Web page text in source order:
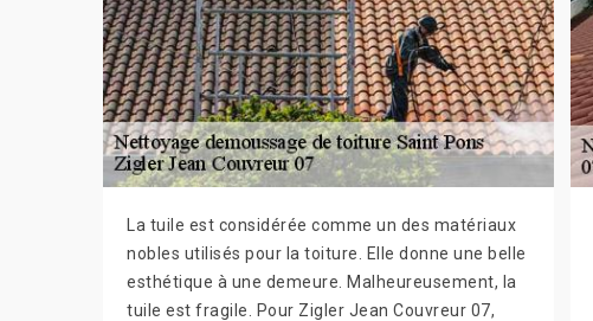
La tuile est considérée comme un des matériaux
nobles utilisés pour la toiture. Elle donne une belle
esthétique à une demeure. Malheureusement, la
tuile est fragile. Pour Zigler Jean Couvreur 07,